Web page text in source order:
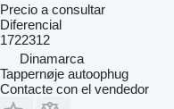
Precio a consultar
Diferencial
1722312
Dinamarca
Tappernøje autoophug
Contacte con el vendedor